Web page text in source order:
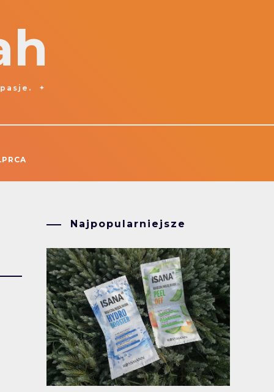
Najpopularniejsze